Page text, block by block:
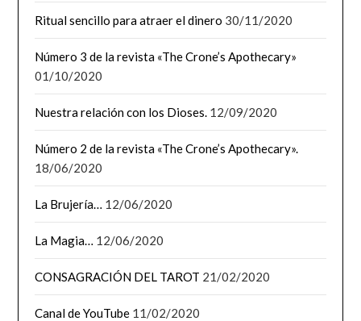
Ritual sencillo para atraer el dinero 30/11/2020
Número 3 de la revista «The Crone’s Apothecary»
01/10/2020
Nuestra relación con los Dioses. 12/09/2020
Número 2 de la revista «The Crone’s Apothecary».
18/06/2020
La Brujería… 12/06/2020
La Magia… 12/06/2020
CONSAGRACIÓN DEL TAROT 21/02/2020
Canal de YouTube 11/02/2020